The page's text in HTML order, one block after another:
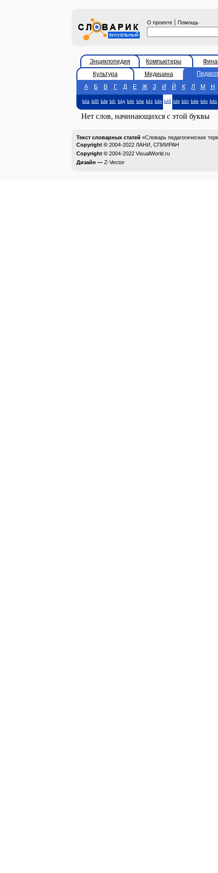
О проекте | Помощь
Энциклопедия Компьютеры
Культура
Медицина
А
Б В Г Д Е Ж З И Й К Л М Н
Ыа Ыб Ыв Ыг Ыд Ые Ыж Ыз Ыи Ый Ык Ыл Ым Ын Ыо
Нет слов, начинающихся с этой буквы
Текст словарных статей «Словарь педагогических
Copyright © 2004-2022 ЛАНИ, СПИИРАН
Copyright © 2004-2022 VisualWorld.ru
Дизайн — Z-Vector